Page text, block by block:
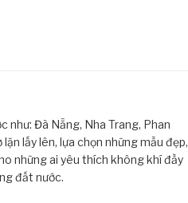
như: Đà Nẵng, Nha Trang, Phan
lấy lên, lựa chọn những mẫu đẹp,
những ai yêu thích không khí đầy
đất nước.